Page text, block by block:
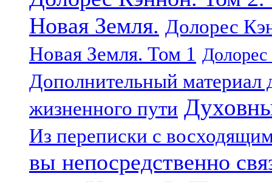
Новая Земля. Долорес
Новая Земля. Том 1
Дополнительный материал
жизненного пути
Из переписки с
вы непосредственно